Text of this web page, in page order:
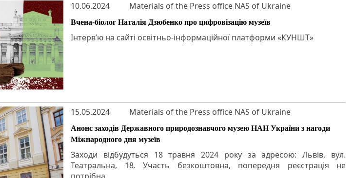
10.06.2024 Materials of the Press office NAS of Ukraine
Вчена-біолог Наталія Дзюбенко про цифровізацію музеїв
Інтерв’ю на сайті освітньо-інформаційної платформи «КУНШТ»
15.05.2024 Materials of the Press office NAS of Ukraine
Анонс заходів Державного природознавчого музею НАН України з нагоди
Міжнародного дня музеїв
Заходи відбудуться 18 травня 2024 року за адресою: Львів, вул.
Театральна, 18. Участь безкоштовна, попередня реєстрація не